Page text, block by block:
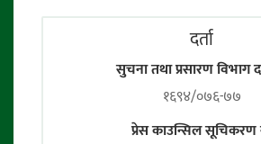
दर्ता
सुचना तथा प्रसारण विभाग
१६९४/०७६-७७
प्रेस काउन्सिल